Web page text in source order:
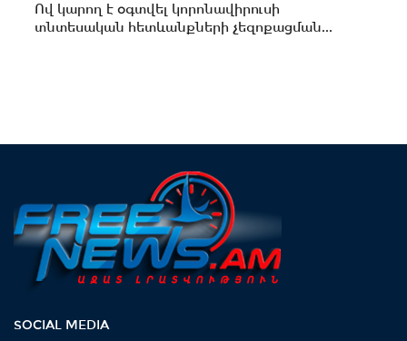
Ով կարող է օգտվել կորոնավիրուսի
տնտեսական հետևանքների չեզոքացման...
SOCIAL MEDIA